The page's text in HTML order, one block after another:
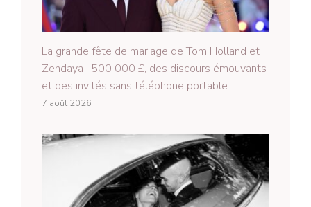
La grande fête de mariage de Tom Holland et
Zendaya : 500 000 £, des discours émouvants
et des invités sans téléphone portable
7 août 2026